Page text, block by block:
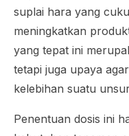
suplai hara yang
meningkatkan
yang tepat ini
tetapi juga upaya
kelebihan suatu
Penentuan dosis ini